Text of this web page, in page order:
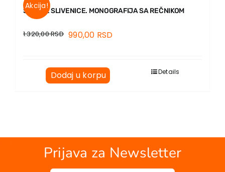
Akcija!
SRPSKE SLIVENICE. MONOGRAFIJA SA REČNIKOM
1.320,00RSD 990,00 RSD
Dodaj u korpu Details
Prijava za Newsletter